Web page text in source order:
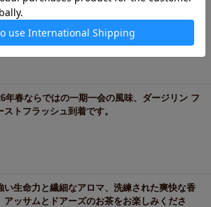
各地から多彩な新茶が届くのは、一年の中で今
。飲み比べを楽しめる新茶の旬です。
年春ならではの一期一会の風味、ダージリン フ
ストフラッシュ到着です。
い生命力と繊細なアロマ、洗練された爽快な香
アッサムとドアーズのお茶をお楽しみくださ